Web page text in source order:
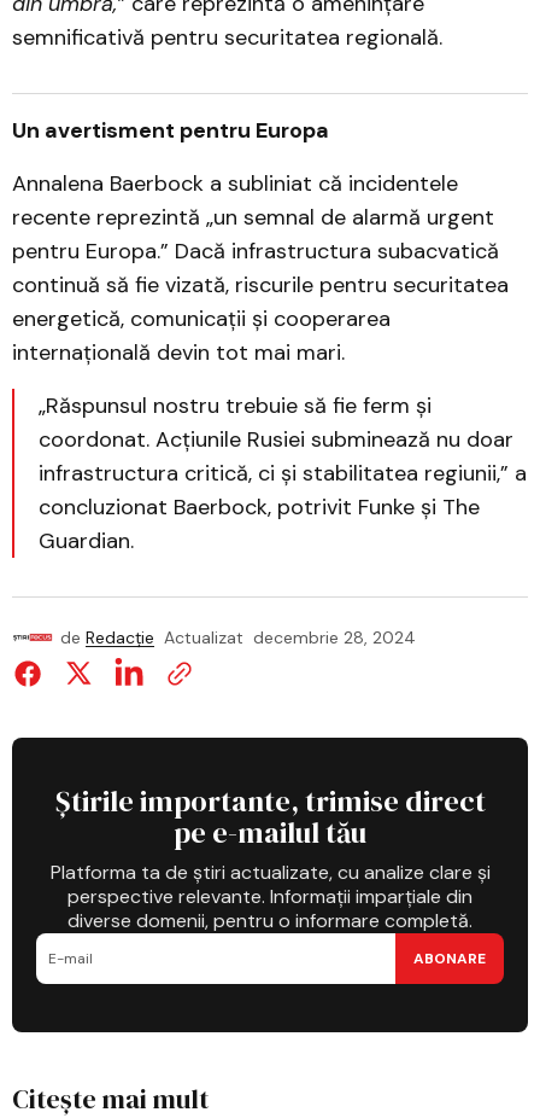
semnificativă pentru securitatea regională.
Un avertisment pentru Europa
Annalena Baerbock a subliniat că incidentele
recente reprezintă „un semnal de alarmă urgent
pentru Europa.” Dacă infrastructura subacvatică
continuă să fie vizată, riscurile pentru securitatea
energetică, comunicații și cooperarea
internațională devin tot mai mari.
„Răspunsul nostru trebuie să fie ferm și
coordonat. Acțiunile Rusiei subminează nu doar
infrastructura critică, ci și stabilitatea regiunii,” a
concluzionat Baerbock, potrivit Funke și The
Guardian.
de Redacție Actualizat decembrie 28, 2024
Știrile importante, trimise direct
pe e-mailul tău
Platforma ta de știri actualizate, cu analize clare și
perspective relevante. Informații imparțiale din
diverse domenii, pentru o informare completă.
ABONARE
Citește mai mult